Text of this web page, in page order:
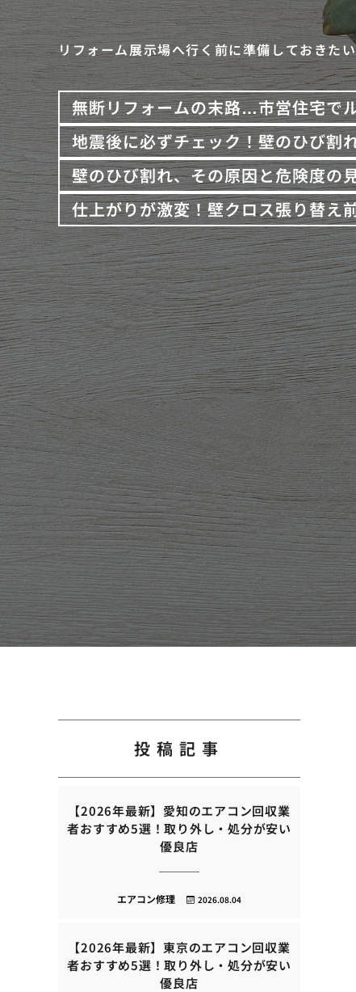
リフォーム展示場へ行く前に準備しておきた
無断リフォームの末路…市営住宅で
地震後に必ずチェック！壁のひび割
壁のひび割れ、その原因と危険度の
仕上がりが激変！壁クロス張り替え
投稿記事
【2026年最新】愛知のエアコン回収業
者おすすめ5選！取り外し・処分が安い
優良店
2026.08.04
エアコン修理
【2026年最新】東京のエアコン回収業
者おすすめ5選！取り外し・処分が安い
優良店